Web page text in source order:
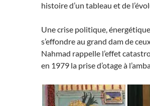
histoire d’un tableau et de
Une crise politique,
s’effondre au grand dam de
Nahmad rappelle l’effet
en 1979 la prise d’otage à